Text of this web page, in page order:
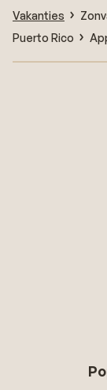
Vakanties
Puerto Rico